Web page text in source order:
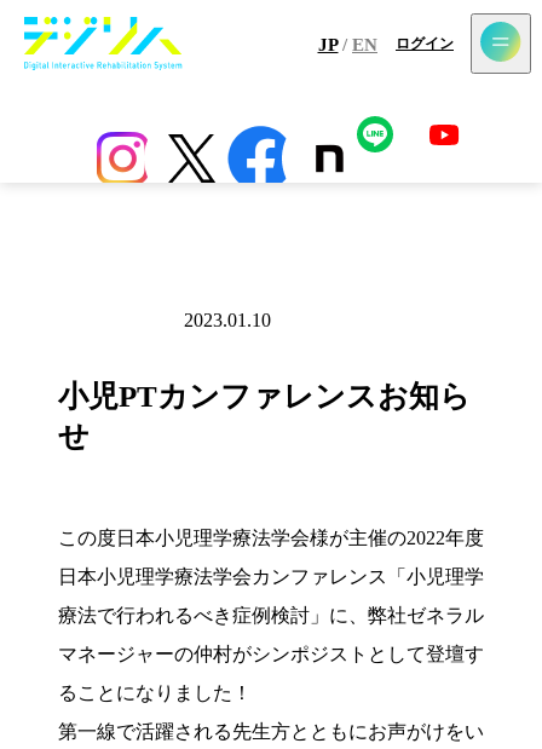
JP / EN ログイン
最新情報 コラム アプリ センサー
メールマガジン登録
2023.01.10
小児PTカンファレンスお知ら
せ
この度日本小児理学療法学会様が主催の2022年度
日本小児理学療法学会カンファレンス「小児理学
療法で行われるべき症例検討」に、弊社ゼネラル
マネージャーの仲村がシンポジストとして登壇す
ることになりました！
第一線で活躍される先生方とともにお声がけをい